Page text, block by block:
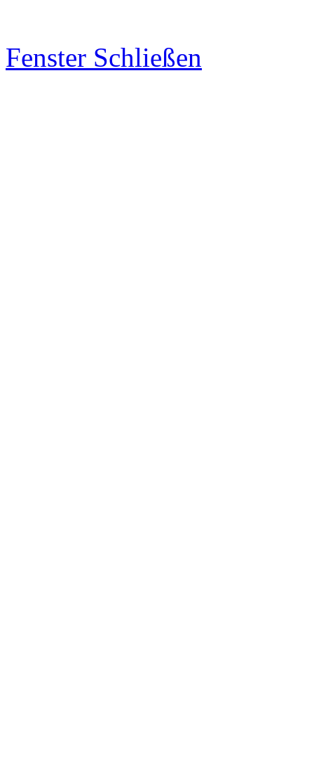
Fenster Schließen